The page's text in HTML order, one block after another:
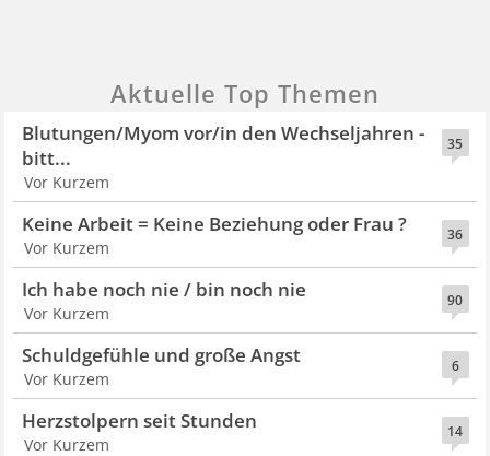
Aktuelle Top Themen
35
Blutungen/Myom vor/in den Wechseljahren -
bitt...
Vor Kurzem
36
Keine Arbeit = Keine Beziehung oder Frau ?
Vor Kurzem
90
Ich habe noch nie / bin noch nie
Vor Kurzem
6
Schuldgefühle und große Angst
Vor Kurzem
14
Herzstolpern seit Stunden
Vor Kurzem